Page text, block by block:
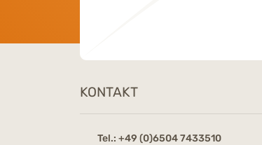
KONTAKT
Tel.: +49 (0)6504 7433510